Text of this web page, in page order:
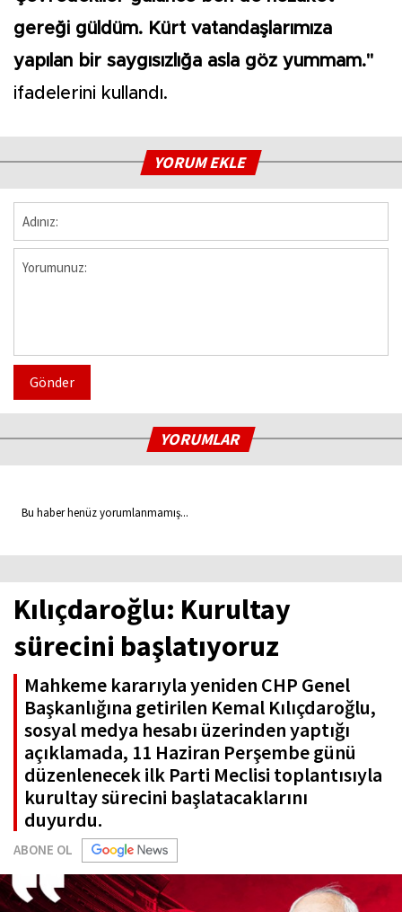
gereği güldüm. Kürt vatandaşlarımıza
yapılan bir saygısızlığa asla göz yummam."
ifadelerini kullandı.
YORUM EKLE
Gönder
YORUMLAR
Bu haber henüz yorumlanmamış...
Kılıçdaroğlu: Kurultay
sürecini başlatıyoruz
Mahkeme kararıyla yeniden CHP Genel
Başkanlığına getirilen Kemal Kılıçdaroğlu,
sosyal medya hesabı üzerinden yaptığı
açıklamada, 11 Haziran Perşembe günü
düzenlenecek ilk Parti Meclisi toplantısıyla
kurultay sürecini başlatacaklarını
duyurdu.
ABONE OL